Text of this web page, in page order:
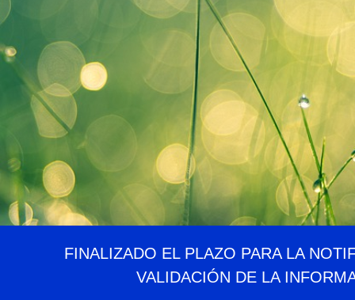
FINALIZADO EL PLAZO PARA LA
VALIDACIÓN DE LA